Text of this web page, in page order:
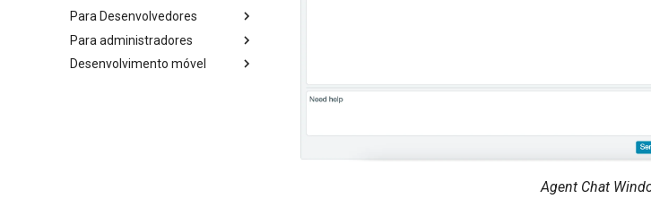
Para Desenvolvedores
Para administradores
Desenvolvimento móvel
Agent Chat